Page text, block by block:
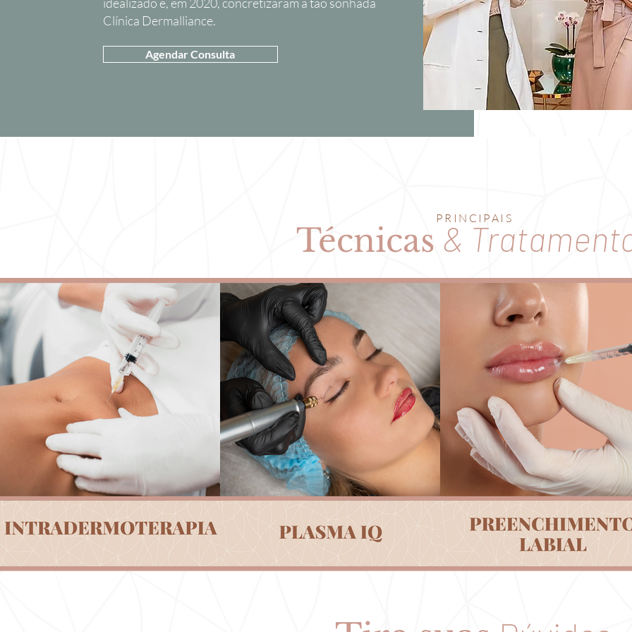
Clínica Dermalliance.
Agendar Consulta
PRINCIPAIS
Técnicas &